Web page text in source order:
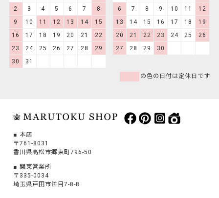
2
3 4 5 6 7
8
9
10 11 12 13 14
15
16
17 18 19 20 21
22
23
24 25 26 27 28
29
30
31
6
7 8 9 10 11
12
13
14 15 16 17 18
19
20
21 22 23 24 25
26
27
28 29 30
の色の日付は定休日です
本店
〒761-8031
香川県高松市郷東町796-50
関東営業所
〒335-0034
埼玉県戸田市笹目7-8-8